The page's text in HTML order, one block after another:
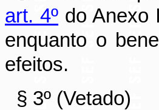
art. 4º do Anexo
enquanto o
efeitos.
§ 3º (Vetado)